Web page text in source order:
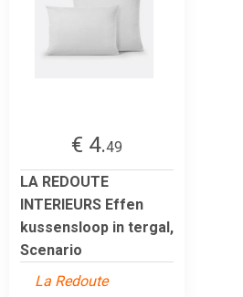
€ 4.49
LA REDOUTE
INTERIEURS Effen
kussensloop in tergal,
Scenario
La Redoute